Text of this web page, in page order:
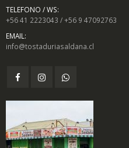
TELEFONO / WS:
+56 41 2223043 / +56 9 47092763
EMAIL:
info@tostaduriasaldana.cl